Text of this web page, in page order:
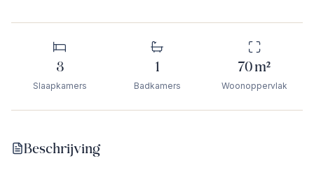
3
Slaapkamers
1
Badkamers
70m²
Woonoppervlak
Beschrijving